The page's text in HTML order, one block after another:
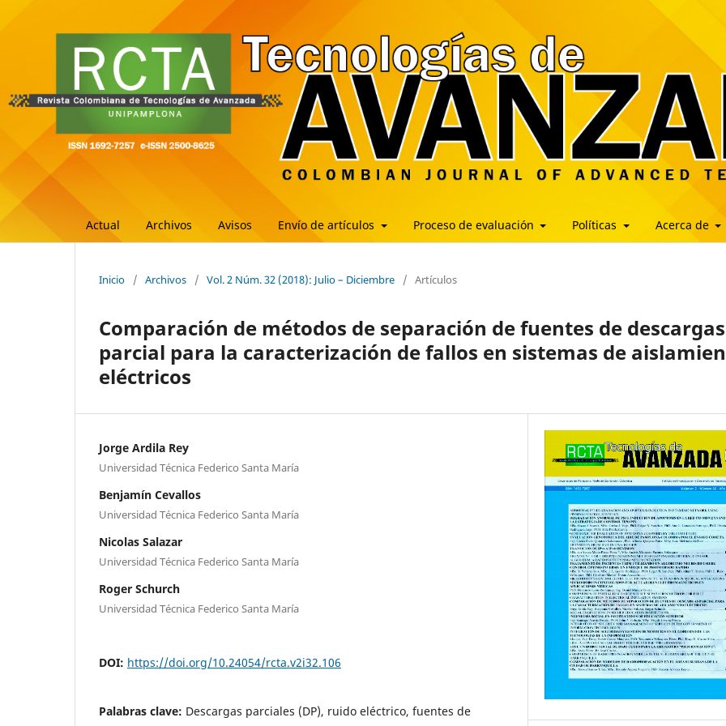
Actual Archivos Avisos Envío de artículos Proceso de evaluación Políticas Acerca de
Inicio / Archivos / Vol. 2 Núm. 32 (2018): Julio – Diciembre / Artículos
Comparación de métodos de separación de fuentes de descargas
parcial para la caracterización de fallos en sistemas de
eléctricos
Jorge Ardila Rey
Universidad Técnica Federico Santa María
Benjamín Cevallos
Universidad Técnica Federico Santa María
Nicolas Salazar
Universidad Técnica Federico Santa María
Roger Schurch
Universidad Técnica Federico Santa María
DOI: https://doi.org/10.24054/rcta.v2i32.106
Palabras clave: Descargas parciales (DP), ruido eléctrico, fuentes de